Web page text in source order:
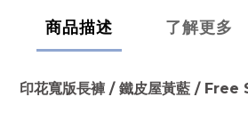
商品描述 了解更多
印花寬版長褲 / 鐵皮屋黃藍 / Free